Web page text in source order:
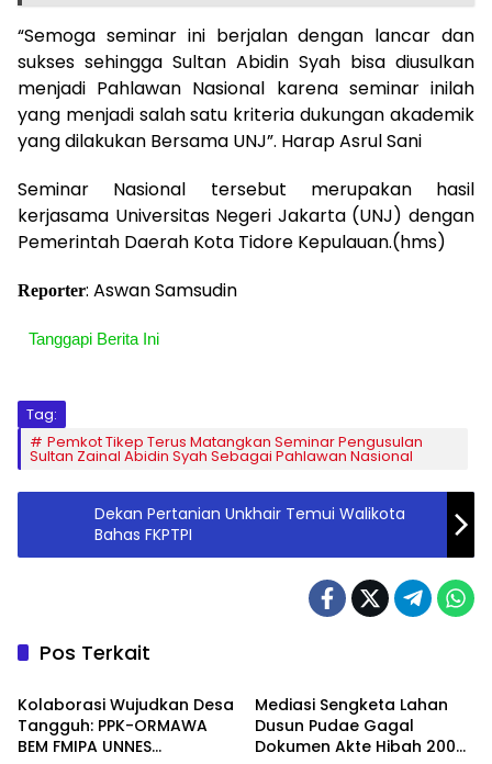
“Semoga seminar ini berjalan dengan lancar dan
sukses sehingga Sultan Abidin Syah bisa diusulkan
menjadi Pahlawan Nasional karena seminar inilah
yang menjadi salah satu kriteria dukungan akademik
yang dilakukan Bersama UNJ”. Harap Asrul Sani
Seminar Nasional tersebut merupakan hasil
kerjasama Universitas Negeri Jakarta (UNJ) dengan
Pemerintah Daerah Kota Tidore Kepulauan.(hms)
Reporter: Aswan Samsudin
Tanggapi Berita Ini
Tag:
Pemkot Tikep Terus Matangkan Seminar Pengusulan
Sultan Zainal Abidin Syah Sebagai Pahlawan Nasional
Dekan Pertanian Unkhair Temui Walikota
Bahas FKPTPI
Pos Terkait
Daerah
Kolaborasi Wujudkan Desa
Tangguh: PPK-ORMAWA
BEM FMIPA UNNES
Mediasi Sengketa Lahan
Dusun Pudae Gagal
Dokumen Akte Hibah 2003
Berita Berita